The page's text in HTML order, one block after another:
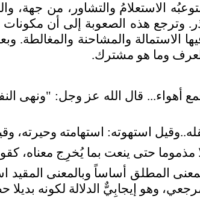
الاستعلامُ والتشاور، من جهة،
هذه الصعوبة إلى أن مكونات
فيها الاستمالة والمشاحنة
وما هو مشترك.
أهواء... قال الله عز وجل: "ونهى
استهوته: استهامته وحيرته،
مذموما حتى ينعت بما يُخرِج
المطلق أساساً وبالمعنى المقيد
وهو إيجابِيٌّ الدلالة لكونه